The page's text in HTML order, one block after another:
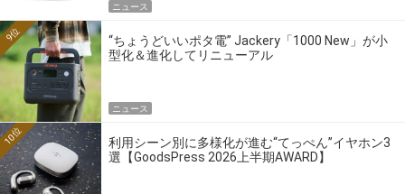
ニュース
“ちょうどいいポタ電” Jackery「1000 New」が小
型化＆進化してリニューアル
9位
ニュース
利用シーン別に多様化が進む“てっぺん”イヤホン3
選【GoodsPress 2026上半期AWARD】
10位